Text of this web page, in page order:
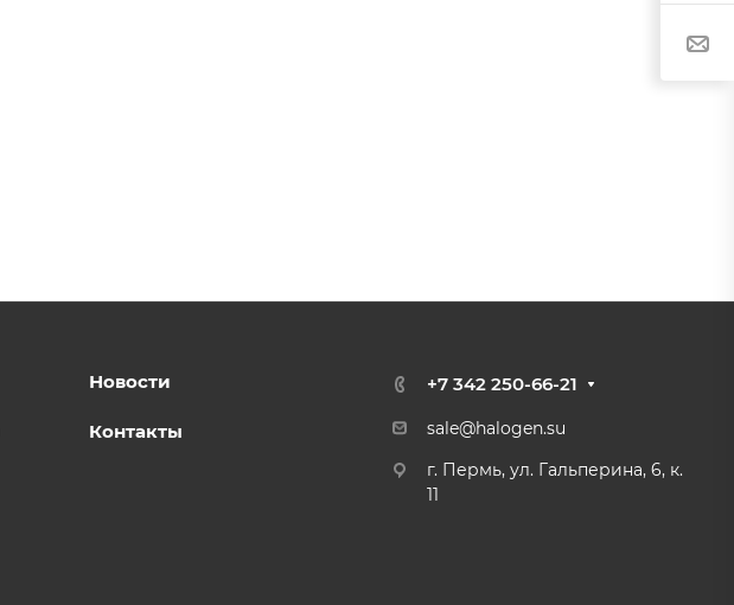
Новости
Контакты
+7 342 250-66-21
sale@halogen.su
г. Пермь, ул. Гальперина, 6, к.
11